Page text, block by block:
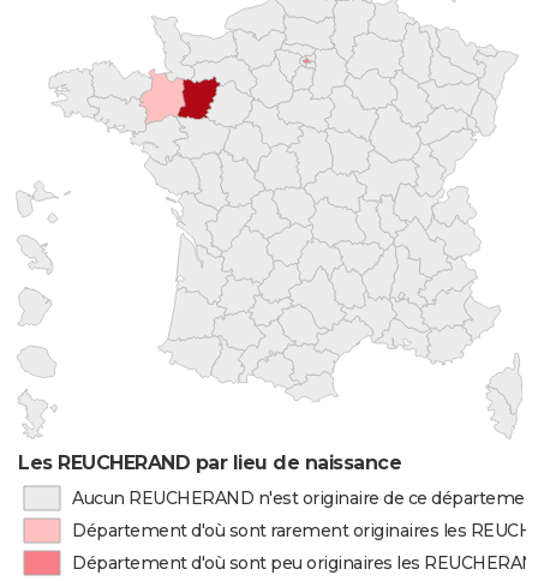
Les REUCHERAND par lieu de naissance
Aucun REUCHERAND n'est originaire de ce
Département d'où sont rarement originaires les
Département d'où sont peu originaires les